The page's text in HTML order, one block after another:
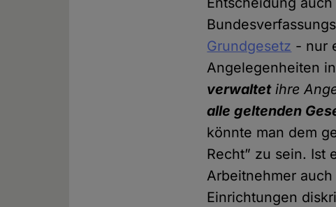
Grundgesetz - nur
Angelegenheiten
verwaltetihre
alle geltenden
könnte man dem
Recht” zu sein. Ist
Arbeitnehmer
Einrichtungen